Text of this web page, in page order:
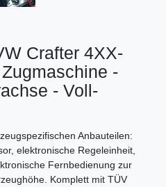
Crafter 4XX-
-
- Voll-
Anbauteilen:
elektronische Regeleinheit,
Fernbedienung zur
Komplett mit TÜV